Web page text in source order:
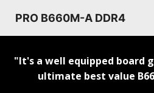
PRO B660M-A DDR4
"It's a well equipped board
ultimate best value